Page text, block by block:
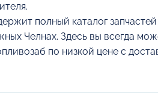
полный каталог
Челнах. Здесь вы всегда
по низкой цене с